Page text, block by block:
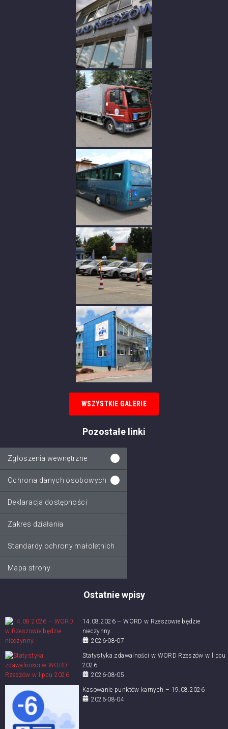
Ostatnie wpisy
14.08.2026 – WORD w Rzeszowie będzie
nieczynny.
2026-08-07
Statystyka zdawalności w WORD Rzeszów w lipcu
2026
2026-08-05
Kasowanie punktów karnych – 19.08.2026
2026-08-04
WSZYSTKIE GALERIE
Pozostałe linki
Zgłoszenia wewnętrzne
Ochrona danych osobowych
Deklaracja dostępności
Zakres działania
Standardy ochrony małoletnich
Mapa strony